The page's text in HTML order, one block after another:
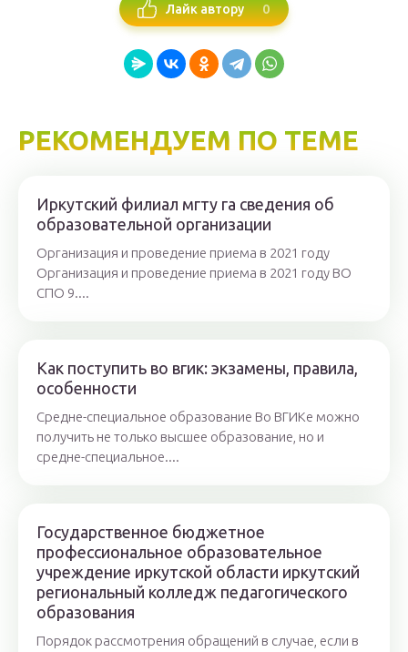
Лайк автору 0
РЕКОМЕНДУЕМ ПО ТЕМЕ
Иркутский филиал мгту га сведения об
образовательной организации
Организация и проведение приема в 2021 году
Организация и проведение приема в 2021 году ВО
СПО 9....
Как поступить во вгик: экзамены, правила,
особенности
Средне-специальное образование Во ВГИКе можно
получить не только высшее образование, но и
средне-специальное....
Государственное бюджетное
профессиональное образовательное
учреждение иркутской области иркутский
региональный колледж педагогического
образования
Порядок рассмотрения обращений в случае, если в